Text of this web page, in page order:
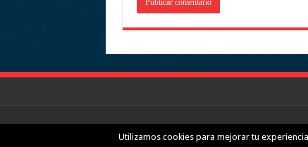
Utilizamos cookies para mejorar tu